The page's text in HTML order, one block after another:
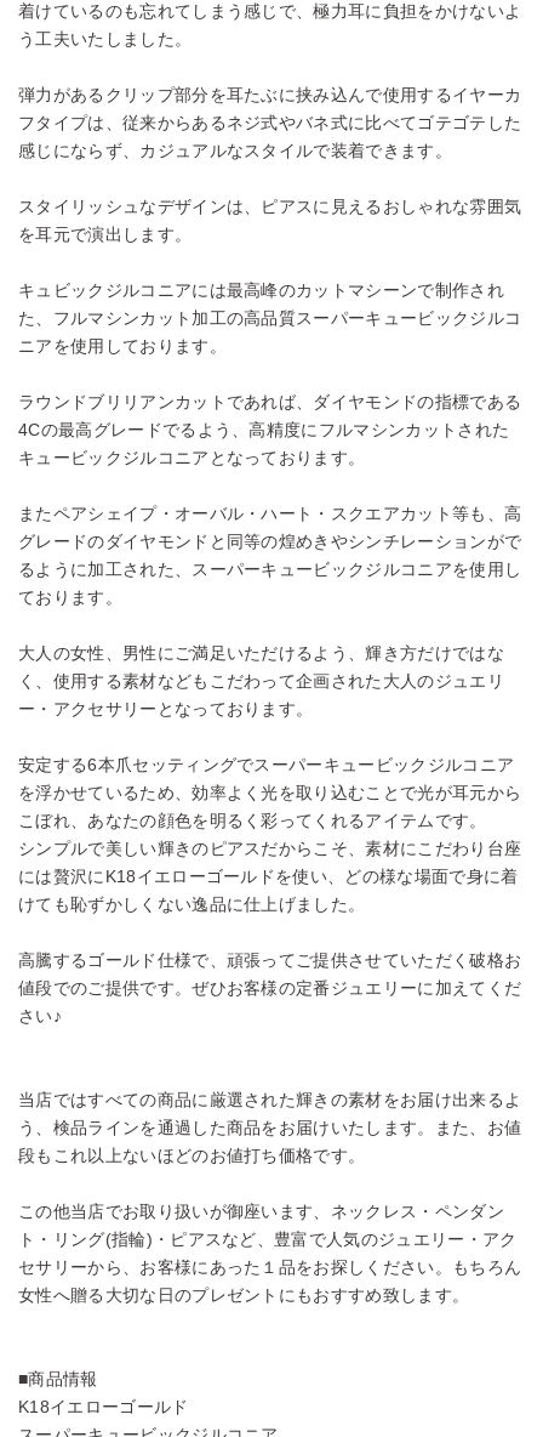
着けているのも忘れてしまう感じで、極力耳に負担をかけないよ
う工夫いたしました。
弾力があるクリップ部分を耳たぶに挟み込んで使用するイヤーカ
フタイプは、従来からあるネジ式やバネ式に比べてゴテゴテした
感じにならず、カジュアルなスタイルで装着できます。
スタイリッシュなデザインは、ピアスに見えるおしゃれな雰囲気
を耳元で演出します。
キュビックジルコニアには最高峰のカットマシーンで制作され
た、フルマシンカット加工の高品質スーパーキュービックジルコ
ニアを使用しております。
ラウンドブリリアンカットであれば、ダイヤモンドの指標である
4Cの最高グレードでるよう、高精度にフルマシンカットされた
キュービックジルコニアとなっております。
またペアシェイプ・オーバル・ハート・スクエアカット等も、高
グレードのダイヤモンドと同等の煌めきやシンチレーションがで
るように加工された、スーパーキュービックジルコニアを使用し
ております。
大人の女性、男性にご満足いただけるよう、輝き方だけではな
く、使用する素材などもこだわって企画された大人のジュエリ
ー・アクセサリーとなっております。
安定する6本爪セッティングでスーパーキュービックジルコニア
を浮かせているため、効率よく光を取り込むことで光が耳元から
こぼれ、あなたの顔色を明るく彩ってくれるアイテムです。
シンプルで美しい輝きのピアスだからこそ、素材にこだわり台座
には贅沢にK18イエローゴールドを使い、どの様な場面で身に着
けても恥ずかしくない逸品に仕上げました。
高騰するゴールド仕様で、頑張ってご提供させていただく破格お
値段でのご提供です。ぜひお客様の定番ジュエリーに加えてくだ
さい♪
当店ではすべての商品に厳選された輝きの素材をお届け出来るよ
う、検品ラインを通過した商品をお届けいたします。また、お値
段もこれ以上ないほどのお値打ち価格です。
この他当店でお取り扱いが御座います、ネックレス・ペンダン
ト・リング(指輪)・ピアスなど、豊富で人気のジュエリー・アク
セサリーから、お客様にあった１品をお探しください。もちろん
女性へ贈る大切な日のプレゼントにもおすすめ致します。
■商品情報
K18イエローゴールド